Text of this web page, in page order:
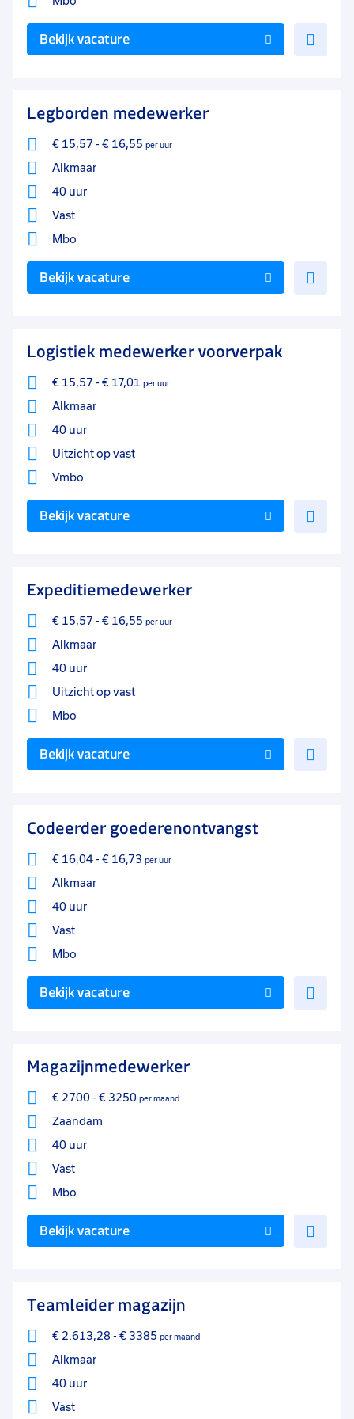
Bekijk vacature
Legborden medewerker
€ 15,57 - € 16,55 per uur
Alkmaar
40 uur
Vast
Mbo
Bekijk vacature
Logistiek medewerker voorverpak
€ 15,57 - € 17,01 per uur
Alkmaar
40 uur
Uitzicht op vast
Vmbo
Bekijk vacature
Expeditiemedewerker
€ 15,57 - € 16,55 per uur
Alkmaar
40 uur
Uitzicht op vast
Mbo
Bekijk vacature
Codeerder goederenontvangst
€ 16,04- € 16,73 per uur
Alkmaar
40 uur
Vast
Mbo
Bekijk vacature
Magazijnmedewerker
€ 2700- € 3250 per maand
Zaandam
40 uur
Vast
Mbo
Bekijk vacature
Teamleider magazijn
€ 2.613,28 - € 3385 per maand
Alkmaar
40 uur
Vast